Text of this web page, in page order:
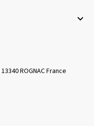

ROGNAC France